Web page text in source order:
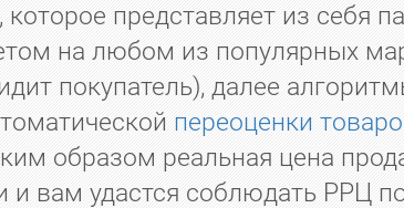
представляет из себя
на любом из популярных
покупатель), далее
переоценки
образом реальная цена
и вам удастся соблюдать РРЦ